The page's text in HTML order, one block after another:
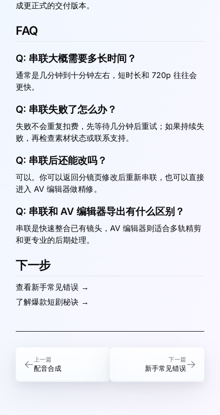
成更正式的交付版本。
FAQ
Q: 串联大概需要多长时间？
通常是几分钟到十分钟左右，短时长和 720p 往往会
更快。
Q: 串联失败了怎么办？
失败不会重复扣费，先等待几分钟后重试；如果持续失
败，再检查素材状态或联系支持。
Q: 串联后还能改吗？
可以。你可以返回分镜页修改后重新串联，也可以直接
进入 AV 编辑器做精修。
Q: 串联和 AV 编辑器导出有什么区别？
串联是快速整合已有镜头，AV 编辑器则适合多轨精剪
和更专业的后期处理。
下一步
查看新手常见错误 →
了解爆款短剧秘诀 →
上一篇
配音合成
下一篇
新手常见错误